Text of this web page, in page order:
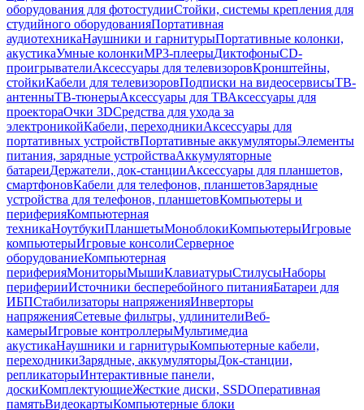
оборудования для фотостудииСтойки, системы крепления для
студийного оборудованияПортативная
аудиотехникаНаушники и гарнитурыПортативные колонки,
акустикаУмные колонкиMP3-плеерыДиктофоныCD-
проигрывателиАксессуары для телевизоровКронштейны,
стойкиКабели для телевизоровПодписки на видеосервисыТВ-
антенныТВ-тюнерыАксессуары для ТВАксессуары для
проектораОчки 3DСредства для ухода за
электроникойКабели, переходникиАксессуары для
портативных устройствПортативные аккумуляторыЭлементы
питания, зарядные устройстваАккумуляторные
батареиДержатели, док-станцииАксессуары для планшетов,
смартфоновКабели для телефонов, планшетовЗарядные
устройства для телефонов, планшетовКомпьютеры и
периферияКомпьютерная
техникаНоутбукиПланшетыМоноблокиКомпьютерыИгровые
компьютерыИгровые консолиСерверное
оборудованиеКомпьютерная
периферияМониторыМышиКлавиатурыСтилусыНаборы
периферииИсточники бесперебойного питанияБатареи для
ИБПСтабилизаторы напряженияИнверторы
напряженияСетевые фильтры, удлинителиВеб-
камерыИгровые контроллерыМультимедиа
акустикаНаушники и гарнитурыКомпьютерные кабели,
переходникиЗарядные, аккумуляторыДок-станции,
репликаторыИнтерактивные панели,
доскиКомплектующиеЖесткие диски, SSDОперативная
памятьВидеокартыКомпьютерные блоки